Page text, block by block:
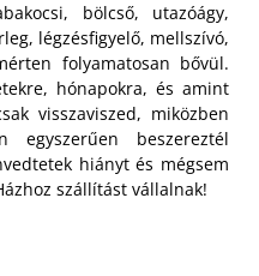
bölcső, utazóágy,
légzésfigyelő, mellszívó,
folyamatosan bővül.
hónapokra, és amint
visszaviszed, miközben
beszereztél
hiányt és mégsem
szállítást vállalnak!